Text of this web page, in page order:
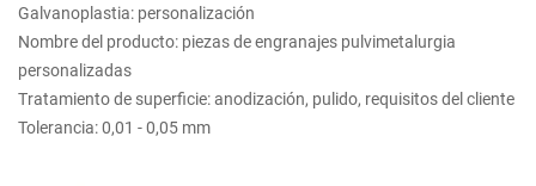
Galvanoplastia: personalización
Nombre del producto: piezas de engranajes pulvimetalurgia
personalizadas
Tratamiento de superficie: anodización, pulido, requisitos del cliente
Tolerancia: 0,01 - 0,05 mm